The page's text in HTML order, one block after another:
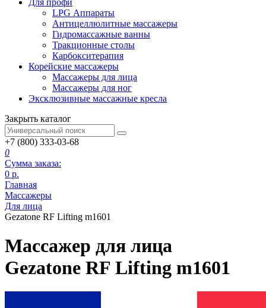
LPG Аппараты
Антицеллюлитные массажеры
Гидромассажные ванны
Тракционные столы
Карбокситерапия
Корейские массажеры
Массажеры для лица
Массажеры для ног
Эксклюзивные массажные кресла
Закрыть каталог
+7 (800) 333-03-68
0
Сумма заказа:
0 р.
Главная
Массажеры
Для лица
Gezatone RF Lifting m1601
Массажер для лица
Gezatone RF Lifting m1601